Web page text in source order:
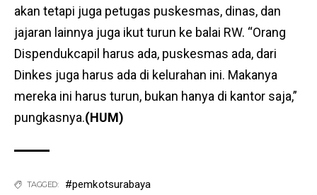
akan tetapi juga petugas puskesmas, dinas, dan
jajaran lainnya juga ikut turun ke balai RW. “Orang
Dispendukcapil harus ada, puskesmas ada, dari
Dinkes juga harus ada di kelurahan ini. Makanya
mereka ini harus turun, bukan hanya di kantor saja,”
pungkasnya.(HUM)
TAGGED: #pemkotsurabaya